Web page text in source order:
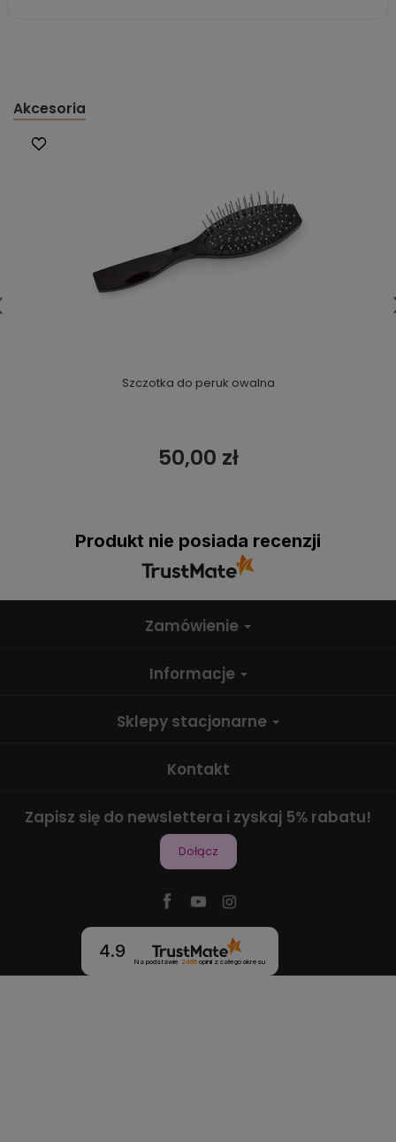
Akcesoria
Szczotka do peruk owalna
50,00 zł
Produkt nie posiada recenzji
Zamówienie
Informacje
Sklepy stacjonarne
Kontakt
Zapisz się do newslettera i zyskaj 5% rabatu!
Dołącz
4.9
Na podstawie 2466opinii z całego okresu